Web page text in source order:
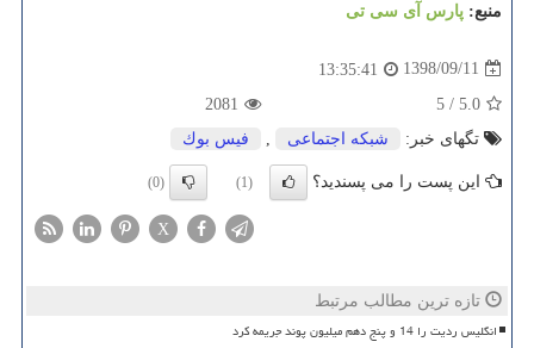
منبع: پارس آی سی تی
1398/09/11
13:35:41
5.0
/
5
2081
تگهای خبر:
شبكه اجتماعی فیس بوك
این پست را می پسندید؟ (1)
(0)
X
تازه ترین مطالب مرتبط
انگلیس ردیت را 14 و پنج دهم میلیون پوند جریمه کرد